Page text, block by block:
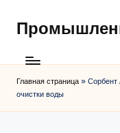
Главная страница »
очистки воды